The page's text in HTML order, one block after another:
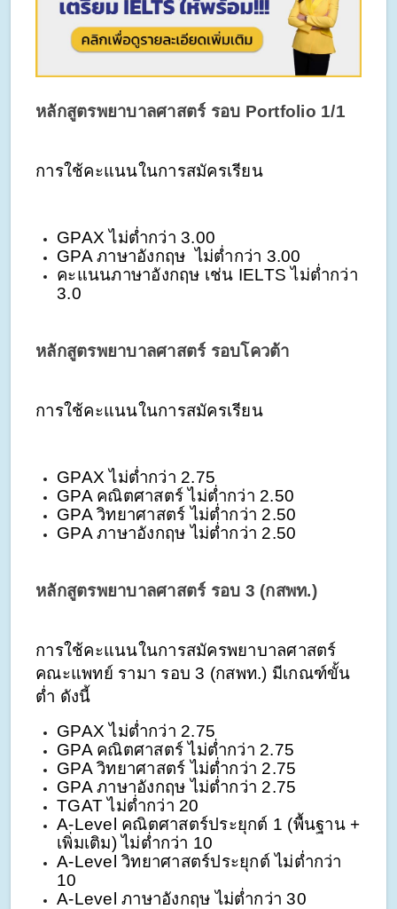
หลักสูตรพยาบาลศาสตร์ รอบ Portfolio 1/1
การใช้คะแนนในการสมัครเรียน
GPAX ไม่ต่ำกว่า 3.00
GPA ภาษาอังกฤษ  ไม่ต่ำกว่า 3.00
คะแนนภาษาอังกฤษ เช่น IELTS ไม่ต่ำกว่า
3.0
หลักสูตรพยาบาลศาสตร์ รอบโควต้า
การใช้คะแนนในการสมัครเรียน
GPAX ไม่ต่ำกว่า 2.75
GPA คณิตศาสตร์ ไม่ต่ำกว่า 2.50
GPA วิทยาศาสตร์ ไม่ต่ำกว่า 2.50
GPA ภาษาอังกฤษ ไม่ต่ำกว่า 2.50
หลักสูตรพยาบาลศาสตร์ รอบ 3 (กสพท.)
การใช้คะแนนในการสมัครพยาบาลศาสตร์
คณะแพทย์ รามา รอบ 3 (กสพท.) มีเกณฑ์ขั้น
ต่ำ ดังนี้
GPAX ไม่ต่ำกว่า 2.75
GPA คณิตศาสตร์ ไม่ต่ำกว่า 2.75
GPA วิทยาศาสตร์ ไม่ต่ำกว่า 2.75
GPA ภาษาอังกฤษ ไม่ต่ำกว่า 2.75
TGAT ไม่ต่ำกว่า 20
A-Level คณิตศาสตร์ประยุกต์ 1 (พื้นฐาน +
เพิ่มเติม) ไม่ต่ำกว่า 10
A-Level วิทยาศาสตร์ประยุกต์ ไม่ต่ำกว่า
10
A-Level ภาษาอังกฤษ ไม่ต่ำกว่า 30